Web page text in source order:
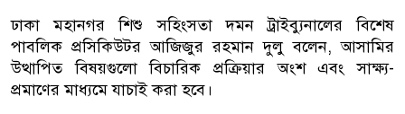
ঢাকা মহানগর শিশু সহিংসতা দমন ট্রাইব্যুনালের বিশেষ
পাবলিক প্রসিকিউটর আজিজুর রহমান দুলু বলেন, আসামির
উত্থাপিত বিষয়গুলো বিচারিক প্রক্রিয়ার অংশ এবং সাক্ষ্য-
প্রমাণের মাধ্যমে যাচাই করা হবে।